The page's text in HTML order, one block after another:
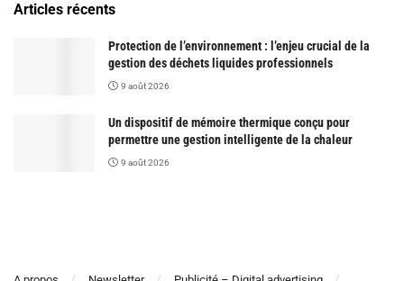
Articles récents
Protection de l’environnement : l’enjeu crucial de la
gestion des déchets liquides professionnels
9 août 2026
Un dispositif de mémoire thermique conçu pour
permettre une gestion intelligente de la chaleur
9 août 2026